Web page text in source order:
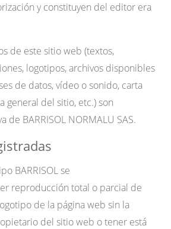
y constituyen del editor era
de este sitio web (textos,
logotipos, archivos disponibles
de datos, vídeo o sonido, carta
general del sitio, etc.) son
de BARRISOL NORMALU SAS.
BARRISOL se
reproducción total o parcial de
de la página web sin la
del sitio web o tener está